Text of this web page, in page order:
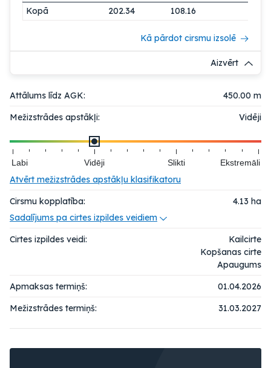
Kopā
202.34 108.16
Kā pārdot cirsmu izsolē
Aizvērt
Attālums līdz AGK:
450.00 m
Mežizstrādes apstākļi:
Vidēji
Labi Vidēji Slikti Ekstremāli
Atvērt mežizstrādes apstākļu klasifikatoru
Cirsmu kopplatība:
4.13 ha
Sadalījums pa cirtes izpildes veidiem
Cirtes izpildes veidi:
Kailcirte
Kopšanas cirte
Apaugums
Apmaksas termiņš:
01.04.2026
Mežizstrādes termiņš:
31.03.2027